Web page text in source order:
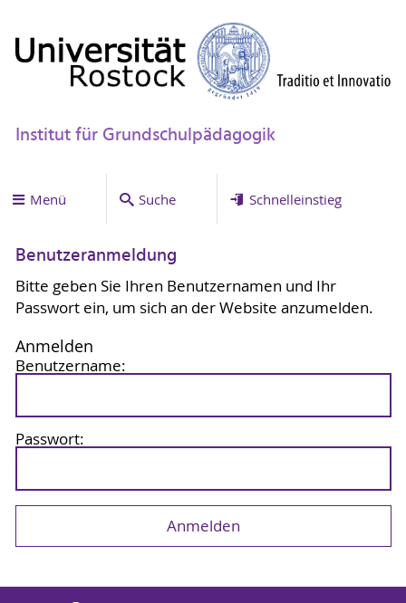
Institut für Grundschulpädagogik
Menü Suche Schnelleinstieg
Benutzeranmeldung
Bitte geben Sie Ihren Benutzernamen und Ihr
Passwort ein, um sich an der Website anzumelden.
Anmelden
Benutzername:
Passwort: